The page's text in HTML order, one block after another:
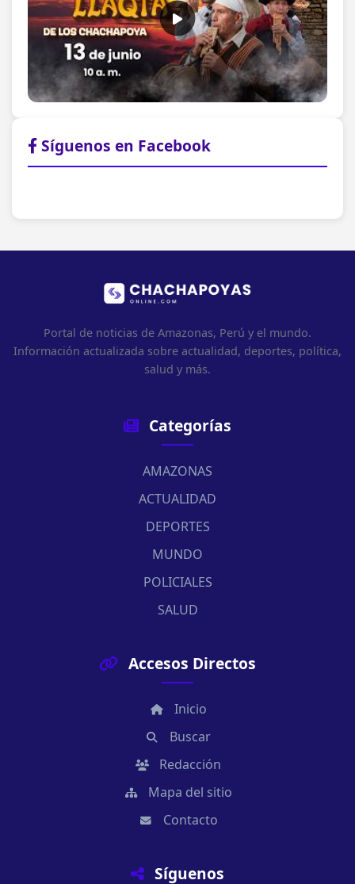
Síguenos en Facebook
Portal de noticias de Amazonas, Perú y el mundo.
Información actualizada sobre actualidad, deportes, política,
salud y más.
Categorías
AMAZONAS
ACTUALIDAD
DEPORTES
MUNDO
POLICIALES
SALUD
Accesos Directos
Inicio
Buscar
Redacción
Mapa del sitio
Contacto
Síguenos